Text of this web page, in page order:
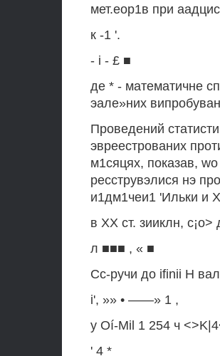
мет.еор1в при
к -1 '.
- i - £ ■
де * - математичне
эале»них
Проведений
эвреестрованих
м1сяцях, показав,
ресструвэлися нэ
и1дм1чеи1 'Ильки и
в XX ст. зииклн,
л ■■■ , « ■
Сс-ручи до ifinii H
i', »» • ——» 1 ,
у Oí-Mil 1 254 ч
' 4 *